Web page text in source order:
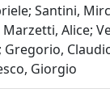
Santini,
Alice;
Giorgio